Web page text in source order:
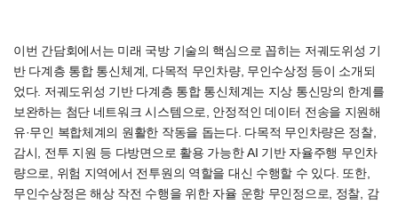
이번 간담회에서는 미래 국방 기술의 핵심으로 꼽히는 저궤도위성 기
반 다계층 통합 통신체계, 다목적 무인차량, 무인수상정 등이 소개되
었다. 저궤도위성 기반 다계층 통합 통신체계는 지상 통신망의 한계를
보완하는 첨단 네트워크 시스템으로, 안정적인 데이터 전송을 지원해
유·무인 복합체계의 원활한 작동을 돕는다. 다목적 무인차량은 정찰,
감시, 전투 지원 등 다방면으로 활용 가능한 AI 기반 자율주행 무인차
량으로, 위험 지역에서 전투원의 역할을 대신 수행할 수 있다. 또한,
무인수상정은 해상 작전 수행을 위한 자율 운항 무인정으로, 정찰, 감